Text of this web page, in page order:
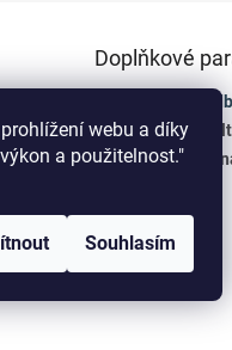
webu a díky
a použitelnost."
Souhlasím
Doplňkové
EAN:
Barva: